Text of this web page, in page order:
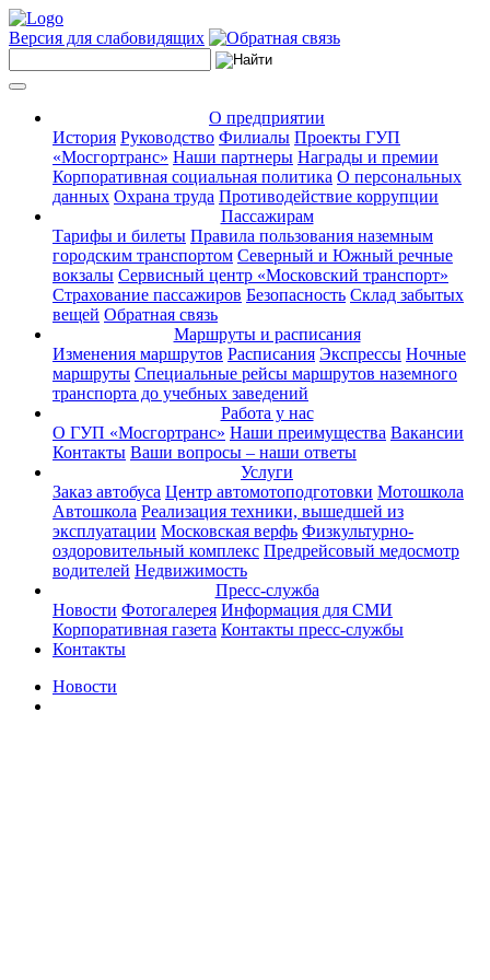
Версия для слабовидящих
О предприятии
История Руководство Филиалы Проекты ГУП
«Мосгортранс» Наши партнеры Награды и премии
Корпоративная социальная политика О персональных
данных Охрана труда Противодействие коррупции
Пассажирам
Тарифы и билеты Правила пользования наземным
городским транспортом Северный и Южный речные
вокзалы Сервисный центр «Московский транспорт»
Страхование пассажиров Безопасность Склад забытых
вещей Обратная связь
Маршруты и расписания
Изменения маршрутов Расписания Экспрессы Ночные
маршруты Специальные рейсы маршрутов наземного
транспорта до учебных заведений
Работа у нас
О ГУП «Мосгортранс» Наши преимущества Вакансии
Контакты Ваши вопросы – наши ответы
Услуги
Заказ автобуса Центр автомотоподготовки Мотошкола
Автошкола Реализация техники, вышедшей из
эксплуатации Московская верфь Физкультурно-
оздоровительный комплекс Предрейсовый медосмотр
водителей Недвижимость
Пресс-служба
Новости Фотогалерея Информация для СМИ
Корпоративная газета Контакты пресс-службы
Контакты
Новости